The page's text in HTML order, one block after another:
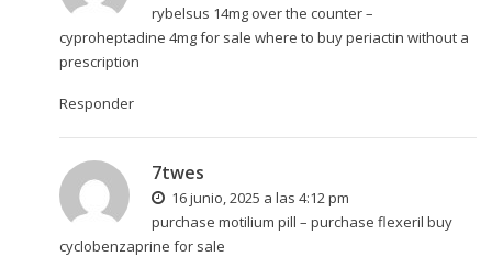
rybelsus 14mg over the counter –
cyproheptadine 4mg for sale where to buy periactin without a
prescription
Responder
7twes
16 junio, 2025 a las 4:12 pm
purchase motilium pill – purchase flexeril buy
cyclobenzaprine for sale